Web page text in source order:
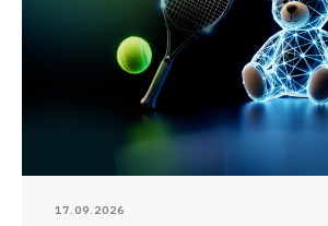
17.09.2026